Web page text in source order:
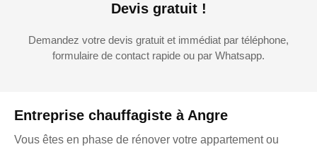
Entreprise chauffagiste à Angre
Vous êtes en phase de rénover votre appartement ou
Devis gratuit !
Demandez votre devis gratuit et immédiat par téléphone,
formulaire de contact rapide ou par Whatsapp.